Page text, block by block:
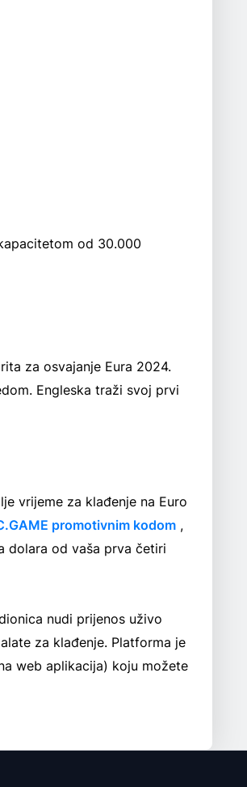
od 30.000
za osvajanje Eura 2024.
Engleska traži svoj prvi
vrijeme za klađenje na Euro
promotivnim kodom ,
dolara od vaša prva četiri
nudi prijenos uživo
za klađenje. Platforma je
web aplikacija) koju možete